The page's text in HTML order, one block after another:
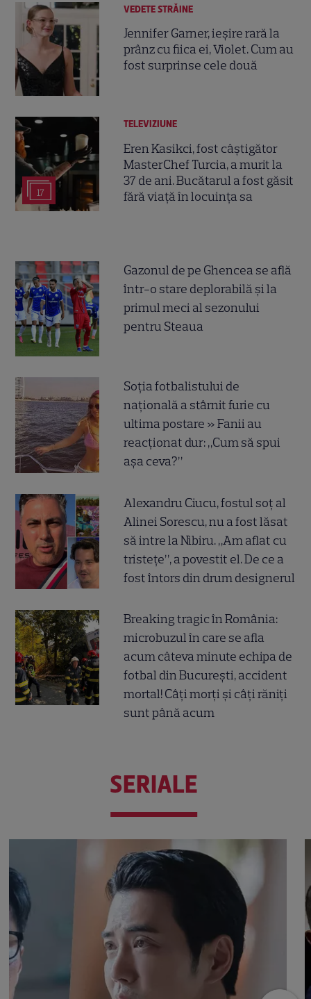
VEDETE STRĂINE
Jennifer Garner, ieșire rară la
prânz cu fiica ei, Violet. Cum au
fost surprinse cele două
17
TELEVIZIUNE
Eren Kasikci, fost câștigător
MasterChef Turcia, a murit la
37 de ani. Bucătarul a fost găsit
fără viață în locuința sa
Gazonul de pe Ghencea se află
într-o stare deplorabilă și la
primul meci al sezonului
pentru Steaua
Soția fotbalistului de
națională a stârnit furie cu
ultima postare » Fanii au
reacționat dur: „Cum să spui
așa ceva?”
Alexandru Ciucu, fostul soț al
Alinei Sorescu, nu a fost lăsat
să intre la Nibiru. „Am aflat cu
tristețe”, a povestit el. De ce a
fost întors din drum designerul
Breaking tragic în România:
microbuzul în care se afla
acum câteva minute echipa de
fotbal din București, accident
mortal! Câți morți și câți răniți
sunt până acum
SERIALE